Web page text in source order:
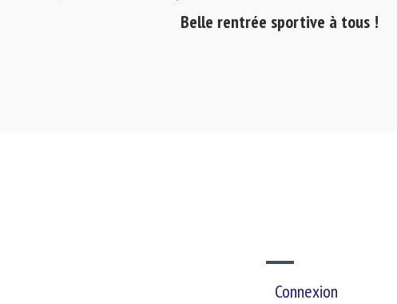
Belle rentrée sportive à tous !
Connexion